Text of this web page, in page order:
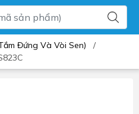
Đứng Và Vòi Sen)
/